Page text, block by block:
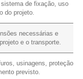
de fixação, uso
do projeto.
necessárias e
e o transporte.
usinagens, proteção
previsto.